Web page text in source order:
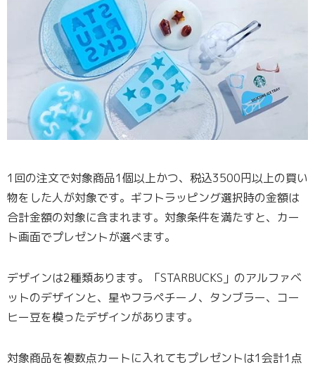
1回の注文で対象商品1個以上かつ、税込3500円以上の買い
物をした人が対象です。ギフトラッピング選択時の金額は
合計金額の対象に含まれます。対象条件を満たすと、カー
ト画面でプレゼントが選べます。
デザインは2種類あります。「STARBUCKS」のアルファベ
ットのデザインと、星やフラペチーノ、タンブラー、コー
ヒー豆を模ったデザインがあります。
対象商品を複数点カートに入れてもプレゼントは1会計1点